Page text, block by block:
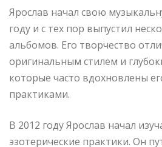
Ярослав начал свою
году и с тех пор выпустил
альбомов. Его творчество
оригинальным стилем и
которые часто вдохновлены
практиками.
В 2012 году Ярослав начал
эзотерические практики. Он